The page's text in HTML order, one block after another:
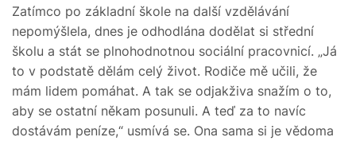
Zatímco po základní škole na další vzdělávání
nepomýšlela, dnes je odhodlána dodělat si střední
školu a stát se plnohodnotnou sociální pracovnicí. „Já
to v podstatě dělám celý život. Rodiče mě učili, že
mám lidem pomáhat. A tak se odjakživa snažím o to,
aby se ostatní někam posunuli. A teď za to navíc
dostávám peníze,“ usmívá se. Ona sama si je vědoma